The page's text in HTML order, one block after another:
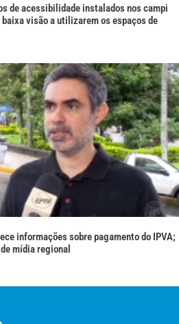
de acessibilidade instalados nos campi
visão a utilizarem os espaços de
informações sobre pagamento do IPVA;
mídia regional